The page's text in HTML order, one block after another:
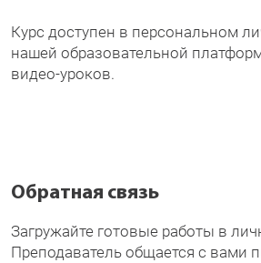
Курс доступен в персональном
нашей образовательной
видео-уроков.
Обратная связь
Загружайте готовые работы в
Преподаватель общается с вами